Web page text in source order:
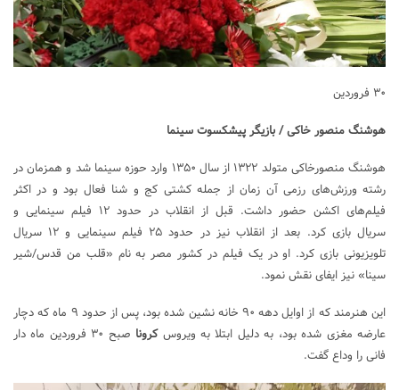
۳۰ فروردین
هوشنگ منصور خاکی / بازیگر پیشکسوت سینما
هوشنگ منصورخاکی متولد ۱۳۲۲ از سال ۱۳۵۰ وارد حوزه سینما شد و همزمان در
رشته ورزش‌های رزمی آن زمان از جمله کشتی کج و شنا فعال بود و در اکثر
فیلم‌های اکشن حضور داشت. قبل از انقلاب در حدود ۱۲ فیلم سینمایی و
سریال بازی کرد. بعد از انقلاب نیز در حدود ۲۵ فیلم سینمایی و ۱۲ سریال
تلویزیونی بازی کرد. او در یک فیلم در کشور مصر به نام «قلب من قدس/شیر
سینا» نیز ایفای نقش نمود.
این هنرمند که از اوایل دهه ۹۰ خانه نشین شده بود، پس از حدود ۹ ماه که دچار
عارضه مغزی شده بود، به دلیل ابتلا به ویروسکرونا
صبح ۳۰ فروردین ماه دار
فانی را وداع گفت.